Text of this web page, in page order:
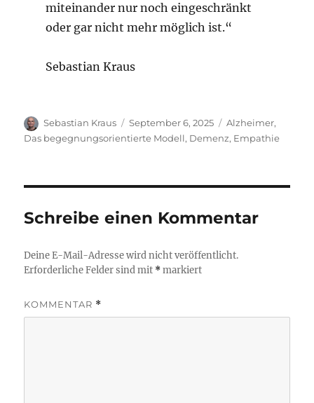
miteinander nur noch eingeschränkt
oder gar nicht mehr möglich ist.“
Sebastian Kraus
Autor
Sebastian Kraus
Veröffentlicht
am
September 6, 2025 Schlagwörter
Alzheimer,
Das begegnungsorientierte Modell, Demenz, Empathie
Schreibe einen Kommentar
Deine E-Mail-Adresse wird nicht veröffentlicht.
Erforderliche Felder sind mit *markiert
KOMMENTAR *